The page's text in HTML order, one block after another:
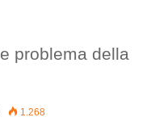
problema della
1.268